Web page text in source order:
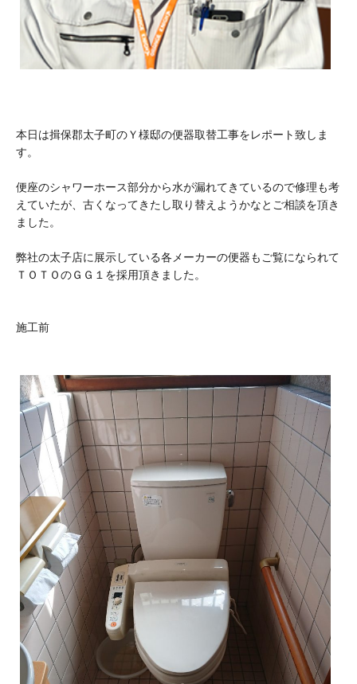
本日は揖保郡太子町のＹ様邸の便器取替工事をレポート致しま
す。
便座のシャワーホース部分から水が漏れてきているので修理も考
えていたが、古くなってきたし取り替えようかなとご相談を頂き
ました。
弊社の太子店に展示している各メーカーの便器もご覧になられて
ＴＯＴＯのＧＧ１を採用頂きました。
施工前